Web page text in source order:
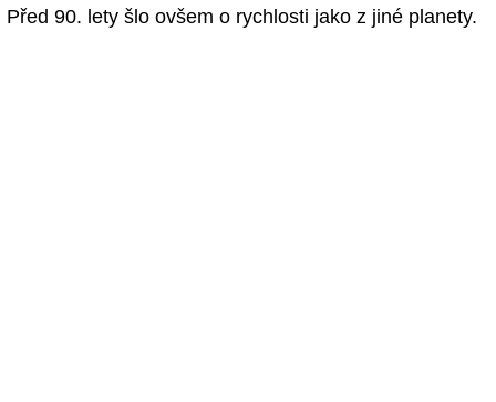
Před 90. lety šlo ovšem o rychlosti jako z jiné planety.